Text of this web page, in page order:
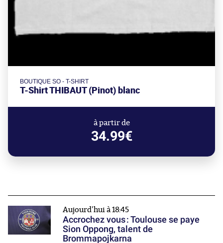
BOUTIQUE SO - T-SHIRT
T-Shirt THIBAUT (Pinot) blanc
à partir de
34.99€
Aujourd'hui à 18:45
Accrochez vous : Toulouse se paye
Sion Oppong, talent de
Brommapojkarna